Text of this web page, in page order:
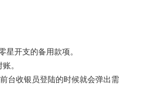
开支的备用款项。
。
台收银员登陆的时候就会弹出需